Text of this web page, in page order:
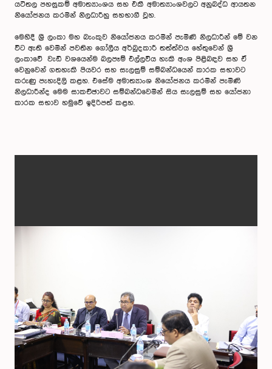
යටිතල පහසුකම් අමාත්‍යාංශය සහ එකී අමාත්‍යාංශවලට අනුබද්ධ ආයතන
නියෝජනය කරමින් නිලධාරීහු සහභාගී වූහ.
මෙහිදී ශ්‍රී ලංකා මහ බැංකුව නියෝජනය කරමින් පැමිණි නිලධාරීන් මේ වන
විට ඇති වෙමින් පවතින ගෝලීය අර්බුදකාරී තත්ත්වය හේතුවෙන් ශ්‍රී
ලංකාවේ වැඩි වශයෙන්ම බලපෑම් එල්ලවිය හැකි අංශ පිළිබඳව සහ ඒ
වෙනුවෙන් ගතහැකි පියවර සහ සැලසුම් සම්බන්ධයෙන් කාරක සභාවට
කරුණු පැහැදිලි කළහ. එසේම අමාත්‍යාංශ නියෝජනය කරමින් පැමිණි
නිලධාරීන්ද මෙම සාකච්ඡාවට සම්බන්ධවෙමින් සිය සැලසුම් සහ යෝජනා
කාරක සභාව හමුවේ ඉදිරිපත් කළහ.